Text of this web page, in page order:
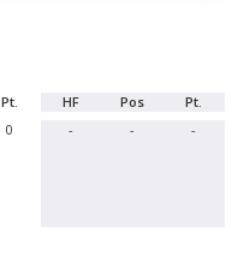
Pt. HF Pos Pt.
0 - - -